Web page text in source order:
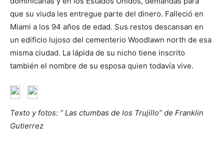
que su viuda les entregue parte del dinero. Falleció en
Miami a los 94 años de edad. Sus restos descansan en
un edificio lujoso del cementerio Woodlawn north de esa
misma ciudad. La lápida de su nicho tiene inscrito
también el nombre de su esposa quien todavía vive.
Texto y fotos: ” Las ctumbas de los Trujillo” de Franklin
Gutierrez